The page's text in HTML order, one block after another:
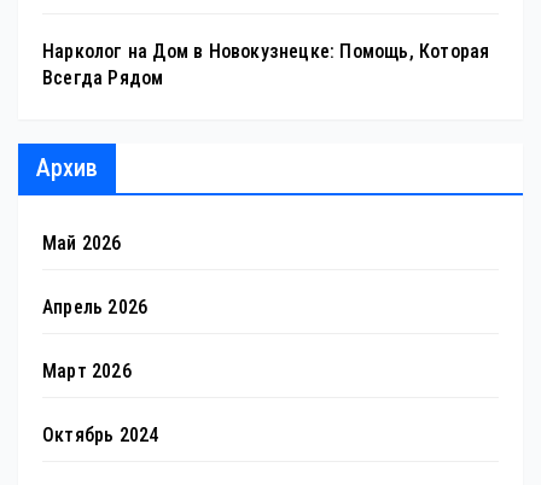
Нарколог на Дом в Новокузнецке: Помощь, Которая
Всегда Рядом
Архив
Май 2026
Апрель 2026
Март 2026
Октябрь 2024